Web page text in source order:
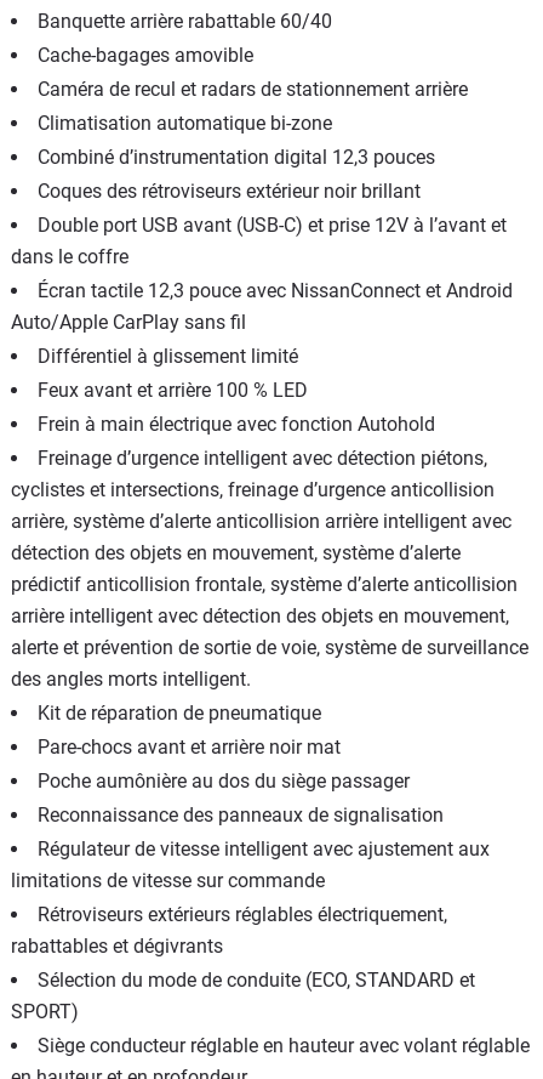
Banquette arrière rabattable 60/40
Cache-bagages amovible
Caméra de recul et radars de stationnement arrière
Climatisation automatique bi-zone
Combiné dʼinstrumentation digital 12,3 pouces
Coques des rétroviseurs extérieur noir brillant
Double port USB avant (USB-C) et prise 12V à l’avant et
dans le coffre
Écran tactile 12,3 pouce avec NissanConnect et Android
Auto/Apple CarPlay sans fil
Différentiel à glissement limité
Feux avant et arrière 100 % LED
Frein à main électrique avec fonction Autohold
Freinage d’urgence intelligent avec détection piétons,
cyclistes et intersections, freinage d’urgence anticollision
arrière, système d’alerte anticollision arrière intelligent avec
détection des objets en mouvement, système d’alerte
prédictif anticollision frontale, système d’alerte anticollision
arrière intelligent avec détection des objets en mouvement,
alerte et prévention de sortie de voie, système de surveillance
des angles morts intelligent.
Kit de réparation de pneumatique
Pare-chocs avant et arrière noir mat
Poche aumônière au dos du siège passager
Reconnaissance des panneaux de signalisation
Régulateur de vitesse intelligent avec ajustement aux
limitations de vitesse sur commande
Rétroviseurs extérieurs réglables électriquement,
rabattables et dégivrants
Sélection du mode de conduite (ECO, STANDARD et
SPORT)
Siège conducteur réglable en hauteur avec volant réglable